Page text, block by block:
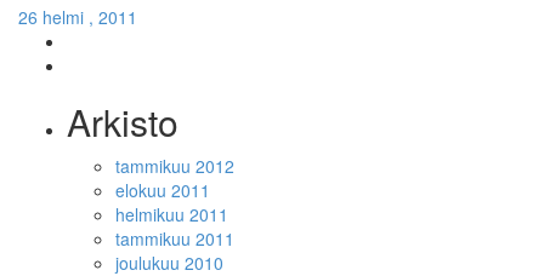
26 helmi , 2011
Arkisto
tammikuu 2012
elokuu 2011
helmikuu 2011
tammikuu 2011
joulukuu 2010